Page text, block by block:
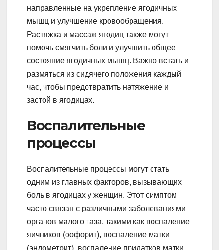
направленные на укрепление ягодичных
мышц и улучшение кровообращения.
Растяжка и массаж ягодиц также могут
помочь смягчить боли и улучшить общее
состояние ягодичных мышц. Важно встать и
размяться из сидячего положения каждый
час, чтобы предотвратить натяжение и
застой в ягодицах.
Воспалительные
процессы
Воспалительные процессы могут стать
одним из главных факторов, вызывающих
боль в ягодицах у женщин. Этот симптом
часто связан с различными заболеваниями
органов малого таза, такими как воспаление
яичников (оофорит), воспаление матки
(эндометрит), воспаление придатков матки